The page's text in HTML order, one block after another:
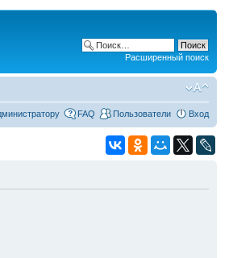
Расширенный поиск
FAQ Пользователи Вход